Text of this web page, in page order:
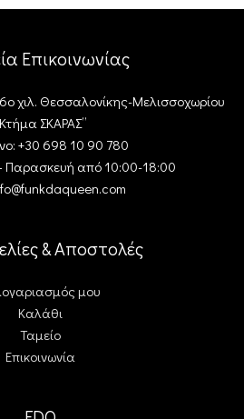
Επικοινωνίας
χιλ. Θεσσαλονίκης-Μελισσοχωρίου
ΣΚΑΡΑΣ”
+30 698 10 90 780
Παρασκευή από 10:00-18:00
& Αποστολές
μου
Καλάθι
Ταμείο
Επικοινωνία